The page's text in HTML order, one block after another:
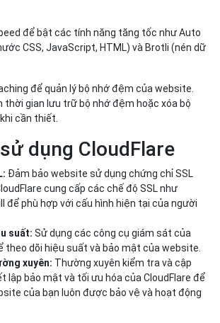
để bật các tính năng tăng tốc như Auto
CSS, JavaScript, HTML) và Brotli (nén dữ
để quản lý bộ nhớ đệm của website.
thời gian lưu trữ bộ nhớ đệm hoặc xóa bộ
cần thiết.
dụng CloudFlare
Đảm bảo website sử dụng chứng chỉ SSL
cung cấp các chế độ SSL như
để phù hợp với cấu hình hiện tại của người
suất: Sử dụng các công cụ giám sát của
theo dõi hiệu suất và bảo mật của website.
xuyên: Thường xuyên kiểm tra và cập
lập bảo mật và tối ưu hóa của CloudFlare để
của bạn luôn được bảo vệ và hoạt động